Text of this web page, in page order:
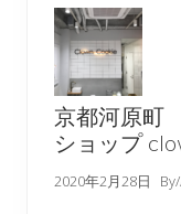
京都河原町
ショップ
2020年2月28日 By